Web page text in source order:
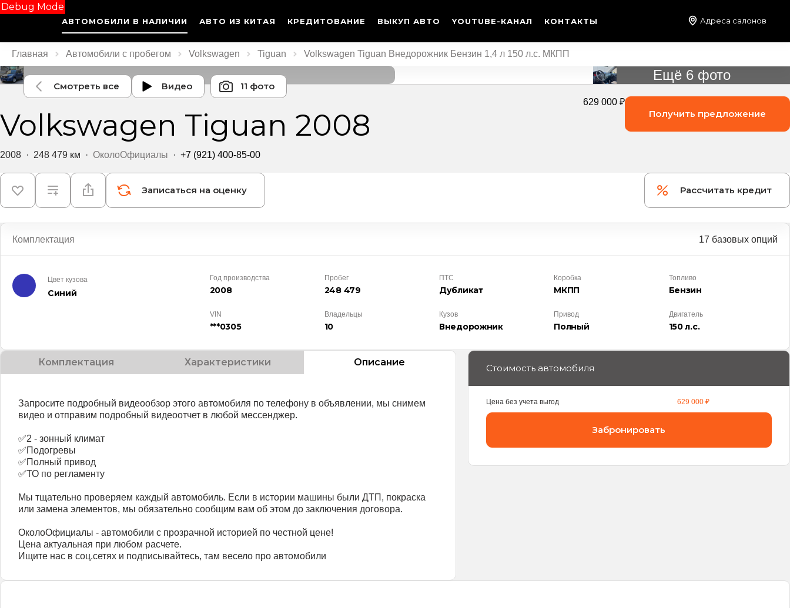
Debug Mode
АВТОМОБИЛИ В НАЛИЧИИ АВТО ИЗ КИТАЯ КРЕДИТОВАНИЕ ВЫКУП АВТО YOUTUBE-КАНАЛ КОНТАКТЫ Адреса салонов
Главная Автомобили с пробегом Volkswagen Tiguan Volkswagen Tiguan Внедорожник Бензин 1,4 л 150 л.с. МКПП
Смотреть все Видео 11 фото
Ещё 6 фото
Volkswagen Tiguan 2008
629 000 ₽
2008 · 248 479 км · ОколоОфициалы · +7 (921) 400-85-00
Получить предложение
Записаться на оценку Рассчитать кредит
Комплектация 17 базовых опций
Цвет кузова
Синий
Год производства
2008
Пробег
248 479
ПТС
Дубликат
Коробка
МКПП
Топливо
Бензин
VIN
***0305
Владельцы
10
Кузов
Внедорож­ник
Привод
Полный
Двигатель
150 л.с.
Комплектация Характеристики Описание
Запросите подробный видеообзор этого автомобиля по телефону в объявлении, мы снимем
видео и отправим подробный видеоотчет в любой мессенджер.
✅2 - зонный климат
✅Подогревы
✅Полный привод
✅ТО по регламенту
Мы тщательно проверяем каждый автомобиль. Если в истории машины были ДТП, покраска
или замена элементов, мы обязательно сообщим вам об этом до заключения договора.
ОколоОфициалы - автомобили с прозрачной историей по честной цене!
Цена актуальная при любом расчете.
Ищите нас в соц.сетях и подписывайтесь, там весело про автомобили
Стоимость автомобиля
Цена без учета выгод 629 000 ₽
Забронировать